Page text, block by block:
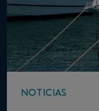
NOTICIAS